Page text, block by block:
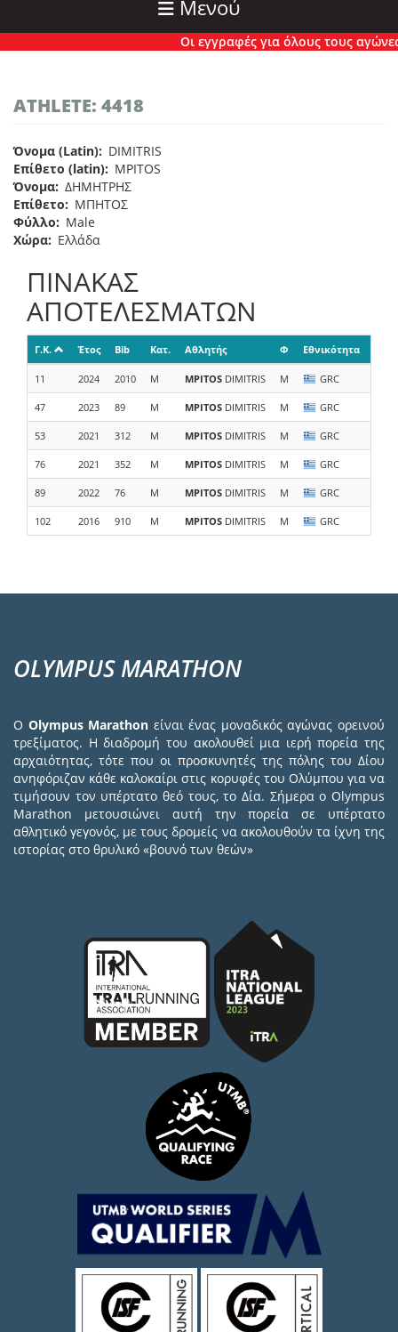
Μενού
Οι εγγραφές για όλους τους αγώνες
ATHLETE: 4418
Όνομα (Latin)
DIMITRIS
Επίθετο (latin)
MPITOS
Όνομα ΔΗΜΗΤΡΗΣ
Επίθετο
ΜΠΗΤΟΣ
Φύλλο
Male
Χώρα
Ελλάδα
ΠΙΝΑΚΑΣ
ΑΠΟΤΕΛΕΣΜΑΤΩΝ
Γ.Κ. Έτος Bib Κατ. Αθλητής Φ Εθνικότητα
11 2024 2010 M MPITOS DIMITRIS M GRC
47 2023 89 M MPITOS DIMITRIS M GRC
53 2021 312 M MPITOS DIMITRIS M GRC
76 2021 352 M MPITOS DIMITRIS M GRC
89 2022 76 M MPITOS DIMITRIS M GRC
102 2016 910 M MPITOS DIMITRIS M GRC
OLYMPUS MARATHON
Ο Olympus Marathon είναι ένας μοναδικός αγώνας ορεινού
τρεξίματος. Η διαδρομή του ακολουθεί μια ιερή πορεία της
αρχαιότητας, τότε που οι προσκυνητές της πόλης του Δίου
ανηφόριζαν κάθε καλοκαίρι στις κορυφές του Ολύμπου για να
τιμήσουν τον υπέρτατο θεό τους, το Δία. Σήμερα ο Olympus
Marathon μετουσιώνει αυτή την πορεία σε υπέρτατο
αθλητικό γεγονός, με τους δρομείς να ακολουθούν τα ίχνη της
ιστορίας στο θρυλικό «βουνό των θεών»